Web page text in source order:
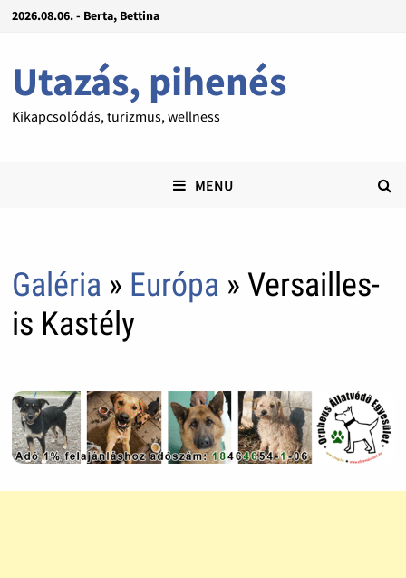
2026.08.06. - Berta, Bettina
Utazás, pihenés
Kikapcsolódás, turizmus, wellness
MENU
Galéria » Európa » Versailles-
is Kastély